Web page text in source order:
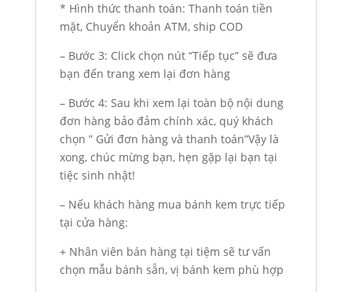
* Hình thức thanh toán: Thanh toán tiền
mặt, Chuyển khoản ATM, ship COD
– Bước 3: Click chọn nút “Tiếp tục” sẽ đưa
bạn đến trang xem lại đơn hàng
– Bước 4: Sau khi xem lại toàn bộ nội dung
đơn hàng bảo đảm chính xác, quý khách
chọn ” Gửi đơn hàng và thanh toán”Vậy là
xong, chúc mừng bạn, hẹn gặp lại bạn tại
tiệc sinh nhật!
– Nếu khách hàng mua bánh kem trực tiếp
tại cửa hàng:
+ Nhân viên bán hàng tại tiệm sẽ tư vấn
chọn mẫu bánh sẵn, vị bánh kem phù hợp